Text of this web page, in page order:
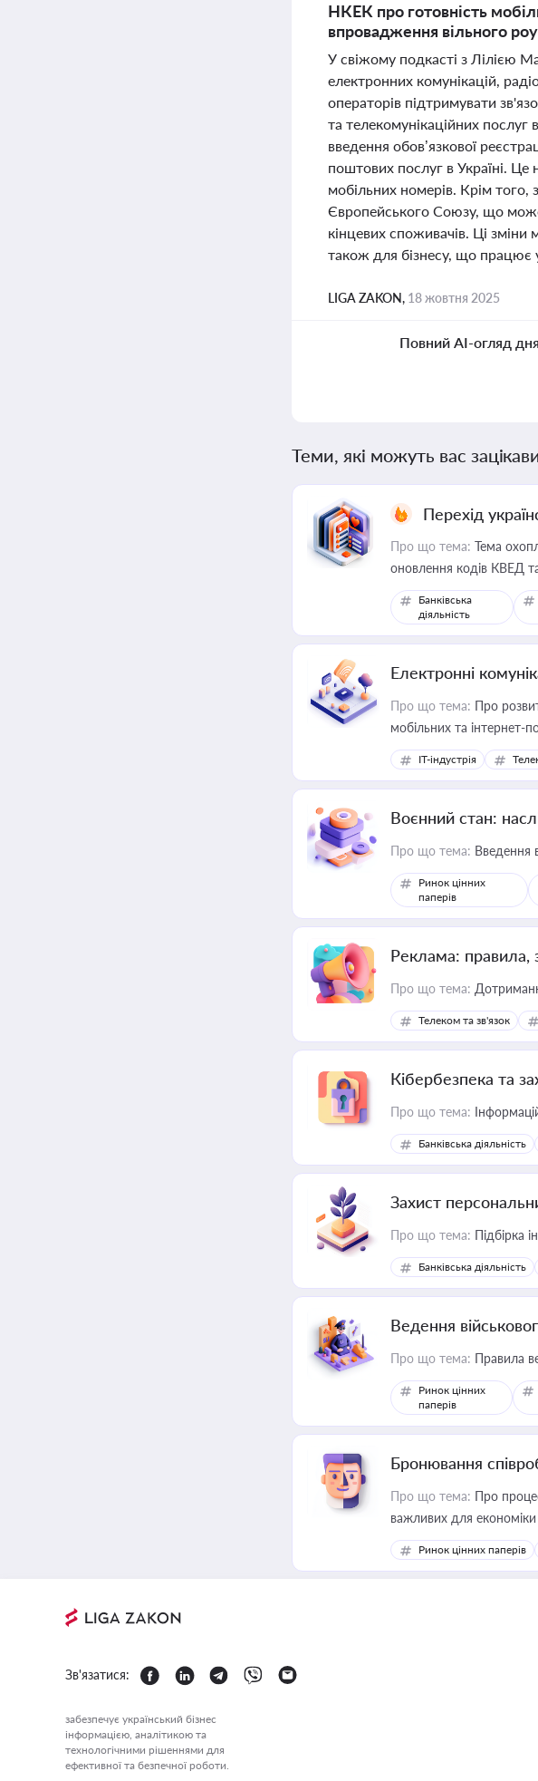
НКЕК про готовність
впровадження вільного
У свіжому подкасті з Лілією
електронних комунікацій,
операторів підтримувати
та телекомунікаційних послуг
введення обов’язкової
поштових послуг в Україні.
мобільних номерів. Крім того,
Європейського Союзу, що може
кінцевих споживачів. Ці
також для бізнесу, що працює
LIGA ZAKON, 18 жовтня 2025
Повний AI-огляд дня
Теми, які можуть вас
Перехід
Про що тема: Тема
оновлення кодів КВЕД
Банківська
діяльність
Електронні
Про що тема: Про
мобільних та інтернет-
IT-індустрія
Воєнний стан:
Про що тема: Введення
Ринок цінних
паперів
Реклама: правила,
Про що тема:
Телеком та зв'язок
Кібербезпека та
Про що тема:
Банківська діяльність
Захист
Про що тема: Підбірка
Банківська діяльність
Ведення
Про що тема: Правила
Ринок цінних
паперів
Бронювання
Про що тема: Про
важливих для економіки
Ринок цінних паперів
Зв'язатися:
забезпечує український бізнес
інформацією, аналітикою та
технологічними рішеннями для
ефективної та безпечної роботи.